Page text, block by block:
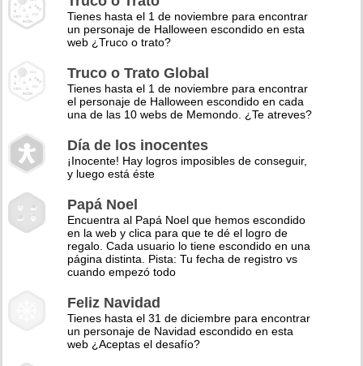
Tienes hasta el 1 de noviembre para encontrar
un personaje de Halloween escondido en esta
web ¿Truco o trato?
Truco o Trato Global
Tienes hasta el 1 de noviembre para encontrar
el personaje de Halloween escondido en cada
una de las 10 webs de Memondo. ¿Te atreves?
Día de los inocentes
¡Inocente! Hay logros imposibles de conseguir,
y luego está éste
Papá Noel
Encuentra al Papá Noel que hemos escondido
en la web y clica para que te dé el logro de
regalo. Cada usuario lo tiene escondido en una
página distinta. Pista: Tu fecha de registro vs
cuando empezó todo
Feliz Navidad
Tienes hasta el 31 de diciembre para encontrar
un personaje de Navidad escondido en esta
web ¿Aceptas el desafío?